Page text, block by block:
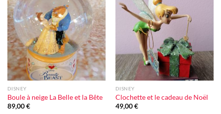
Ajouter
à la liste
d'envie
DISNEY
Boule à neige La Belle et la Bête
89,00€
à la liste
d'envie
DISNEY
Clochette et le cadeau de Noël
49,00€